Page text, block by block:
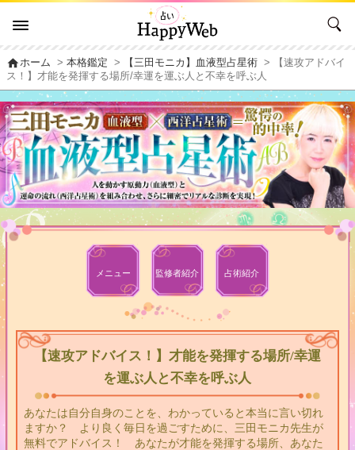
homeホーム >本格鑑定 > 【三田モニカ】血液型占星術 > 【速攻アドバイ
ス！】才能を発揮する場所/幸運を運ぶ人と不幸を呼ぶ人
メニュー 監修者紹介 占術紹介
【速攻アドバイス！】才能を発揮する場所/幸運
を運ぶ人と不幸を呼ぶ人
あなたは自分自身のことを、わかっていると本当に言い切れ
ますか？ より良く毎日を過ごすために、三田モニカ先生が
無料でアドバイス！ あなたが才能を発揮する場所、あなた